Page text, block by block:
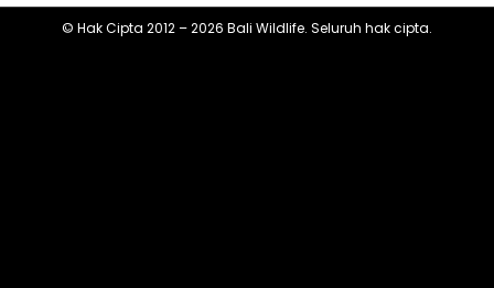
© Hak Cipta 2012 – 2026 Bali Wildlife. Seluruh hak cipta.